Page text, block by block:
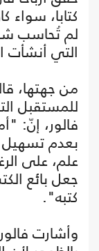
كتابا، سواء
لم تُحاسب
التي أنشأت
من جهتها،
للمستقبل
فالور، إنّ:
بعدم تسهيل
علم، على
جعل بائع
كتبه".
وأشارت